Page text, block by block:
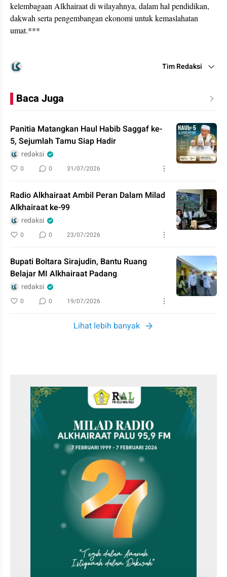
kelembagaan Alkhairaat di wilayahnya, dalam hal pendidikan,
dakwah serta pengembangan ekonomi untuk kemaslahatan
umat.***
Tim Redaksi
Baca Juga
Panitia Matangkan Haul Habib Saggaf ke-
5, Sejumlah Tamu Siap Hadir
redaksi
0 0 31/07/2026
Radio Alkhairaat Ambil Peran Dalam Milad
Alkhairaat ke-99
redaksi
0 0 23/07/2026
Bupati Boltara Sirajudin, Bantu Ruang
Belajar MI Alkhairaat Padang
redaksi
0 0 19/07/2026
Lihat lebih banyak